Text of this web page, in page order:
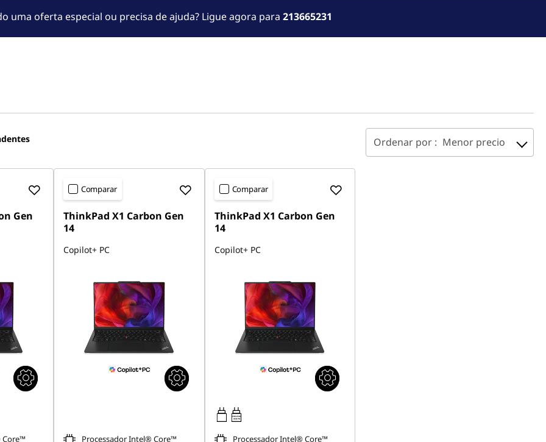
uma oferta especial ou precisa de ajuda? Ligue agora para 213665231
Ordenar por : Menor precio
Gen
Core™
Comparar
ThinkPad X1 Carbon Gen
14
Copilot+ PC
Processador Intel® Core™
Comparar
ThinkPad X1 Carbon Gen
14
Copilot+ PC
65W-65W
USB PD
Processador Intel® Core™